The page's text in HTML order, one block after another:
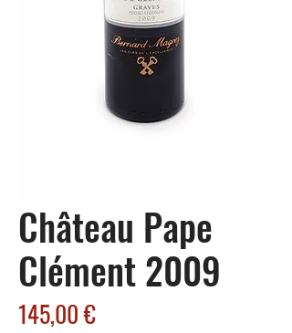
Château Pape
Clément 2009
145,00 €Prix